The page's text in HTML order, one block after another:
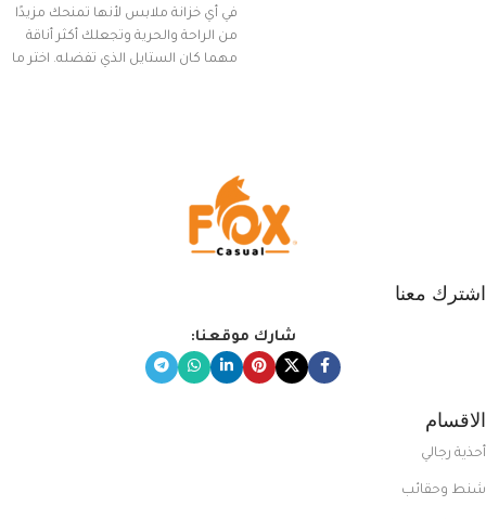
في أي خزانة ملابس لأنها تمنحك مزيدًا
من الراحة والحرية وتجعلك أكثر أناقة
مهما كان الستايل الذي تفضله. اختر ما
اشترك معنا
شارك موقعنا:
الاقسام
أحذية رجالي
شنط وحقائب